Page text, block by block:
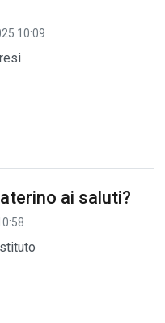
10:09
ai saluti?